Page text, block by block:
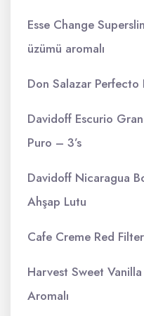
Esse Change
üzümü aromalı
Don Salazar Perfecto
Davidoff Escurio
Puro – 3’s
Davidoff Nicaragua
Ahşap Lutu
Cafe Creme Red
Harvest Sweet
Aromalı